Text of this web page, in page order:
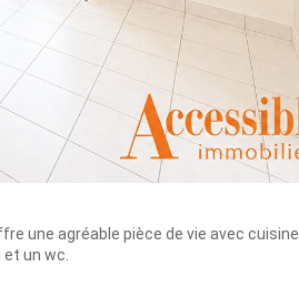
une agréable pièce de vie avec cuisine
un wc.